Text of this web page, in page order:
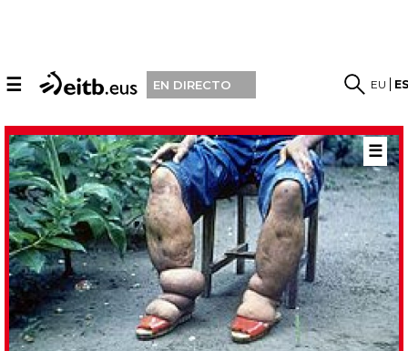
☰ EN DIRECTO EU
☰